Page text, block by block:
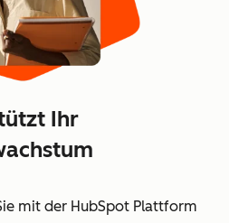
Ihr
mit der HubSpot Plattform